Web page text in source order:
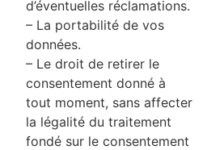
d’éventuelles réclamations.
– La portabilité de vos
données.
– Le droit de retirer le
consentement donné à
tout moment, sans affecter
la légalité du traitement
fondé sur le consentement